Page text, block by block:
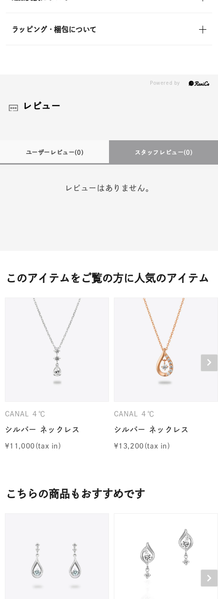
ラッピング・梱包について
レビュー
ユーザーレビュー(0) スタッフレビュー(0)
レビューはありません。
このアイテムをご覧の方に人気のアイテム
CANAL ４℃
シルバー ネックレス
¥11,000
CANAL ４℃
シルバー ネックレス
¥13,200
こちらの商品もおすすめです